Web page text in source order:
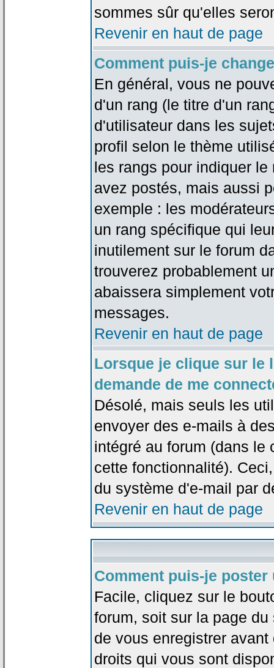
sommes sûr qu'elles
Revenir en haut de page
Comment puis-je
En général, vous ne
d'un rang (le titre d'un
d'utilisateur dans les
profil selon le thème
les rangs pour indiquer
avez postés, mais aussi
exemple : les
un rang spécifique qui
inutilement sur le forum
trouverez probablement
abaissera simplement
messages.
Revenir en haut de page
Lorsque je clique sur le
demande de me
Désolé, mais seuls les
envoyer des e-mails à
intégré au forum (dans le
cette fonctionnalité).
du système d'e-mail par
Revenir en haut de page
Comment puis-je
Facile, cliquez sur le
forum, soit sur la page
de vous enregistrer
droits qui vous sont